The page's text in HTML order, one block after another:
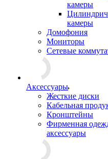
камеры
камеры
Домофония
Мониторы
Сетевые
Аксессуары
Жесткие диски
Кабельная
Кронштейны
Фирменная
аксессуары